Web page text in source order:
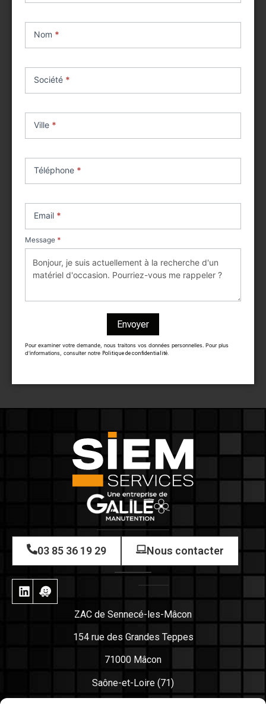
Nom *
Société *
Ville *
Téléphone *
Email *
Message *
Envoyer
Pour examiner votre demande, nous traitons vos données personnelles. Pour plus
d'informations, consulter notre Politique de confidentialité.
03 85 36 19 29 Nous contacter
ZAC de Sennecé-les-Mâcon
154 rue des Grandes Teppes
71000 Mâcon
Saône-et-Loire (71)